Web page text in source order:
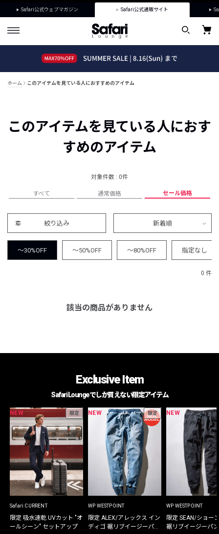
Safari公式ウェブマガジン Safari公式通販サイト
ホーム このアイテムを見ている人におすすめのアイテム
このアイテムを見ている人におす
すめのアイテム
対象件数 : 0件
すべて 通常価格 セール価格
絞り込み 新着順
～30%OFF ～50%OFF ～80%OFF 指定なし
0 件
該当の商品がありません
Exclusive Item
Safari Loungeでしか買えない限定アイテム
NEW 限定
Safari CURRENT
限定 吸水速乾 UVカット "オ
ールシーン" セットアップ
NEW 限定
WP WESTPOINT
限定 ALEX/アレックス イン
ディゴ 裾リブイージーパン
NEW
WP WESTPOINT
限定 SEAN/ショー
裾リブイージーパ